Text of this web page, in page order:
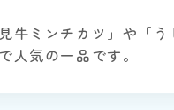
牛ミンチカツ」や「う
人気の一品です。